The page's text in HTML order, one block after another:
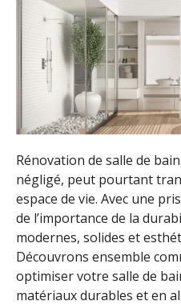
Rénovation de salle de
négligé, peut pourtant
espace de vie. Avec une
de l’importance de la
modernes, solides et
Découvrons ensemble
optimiser votre salle de
matériaux durables et en